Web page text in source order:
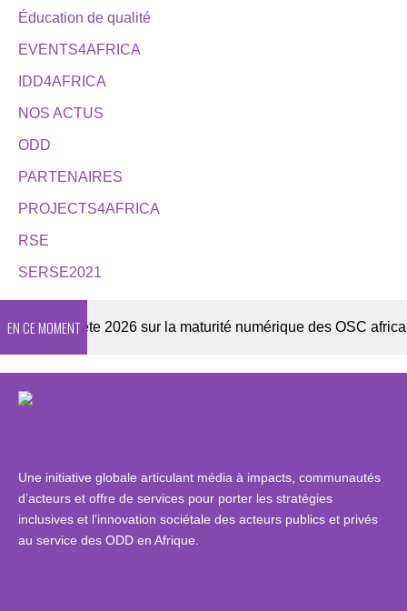
Éducation de qualité
EVENTS4AFRICA
IDD4AFRICA
NOS ACTUS
ODD
PARTENAIRES
PROJECTS4AFRICA
RSE
SERSE2021
EN CE MOMENT
Enquête 2026 sur la maturité numérique des OSC africaines
Une initiative globale articulant média à impacts, communautés
d’acteurs et offre de services pour porter les stratégies
inclusives et l’innovation sociétale des acteurs publics et privés
au service des ODD en Afrique.